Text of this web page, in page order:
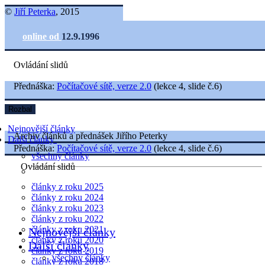
© Jiří Peterka, 2015
online od 12.9.1996
Ovládání slidů
Nejnovější články
Další články
všechny články
články z roku 2025
články z roku 2024
články z roku 2023
články z roku 2022
články z roku 2021
články z roku 2020
články z roku 2019
články z roku 2018
Přednáška: Počítačové sítě, verze 2.0 (lekce 4, slide č.6)
Rozbal
Archiv článků a přednášek Jiřího Peterky
Přednáška: Počítačové sítě, verze 2.0 (lekce 4, slide č.6)
Ovládání slidů
Nejnovější články
Další články
všechny články